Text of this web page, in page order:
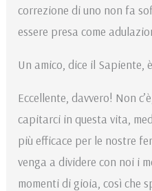
correzione di uno non fa
essere presa come
Un amico, dice il Sapiente,
Eccellente, davvero! Non
capitarci in questa vita,
più efficace per le nostre
venga a dividere con noi i
momenti di gioia, così che